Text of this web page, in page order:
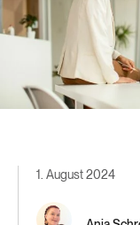
1. August 2024